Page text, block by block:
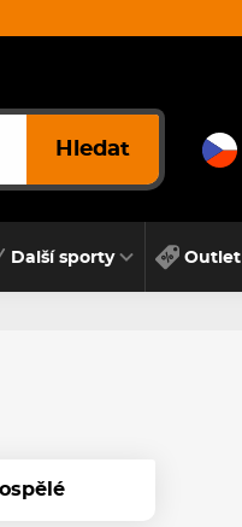
Hledat
Další sporty Outlet